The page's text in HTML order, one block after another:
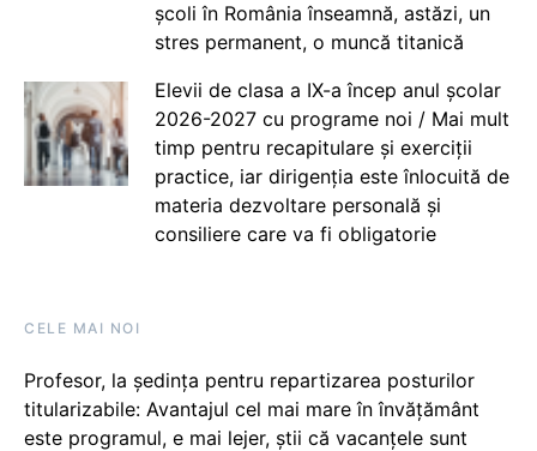
școli în România înseamnă, astăzi, un
stres permanent, o muncă titanică
Elevii de clasa a IX-a încep anul școlar
2026-2027 cu programe noi / Mai mult
timp pentru recapitulare și exerciții
practice, iar dirigenția este înlocuită de
materia dezvoltare personală și
consiliere care va fi obligatorie
CELE MAI NOI
Profesor, la ședința pentru repartizarea posturilor
titularizabile: Avantajul cel mai mare în învățământ
este programul, e mai lejer, știi că vacanțele sunt